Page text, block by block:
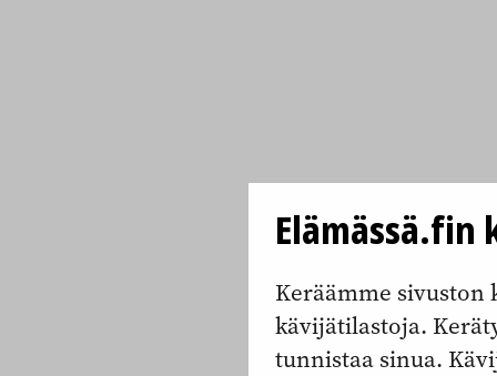
Keräämme sivuston
kävijätilastoja.
tunnistaa sinua.